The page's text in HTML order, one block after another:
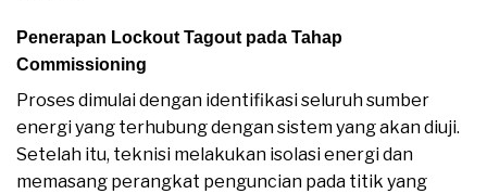
Penerapan Lockout Tagout pada Tahap
Commissioning
Proses dimulai dengan identifikasi seluruh sumber
energi yang terhubung dengan sistem yang akan diuji.
Setelah itu, teknisi melakukan isolasi energi dan
memasang perangkat penguncian pada titik yang